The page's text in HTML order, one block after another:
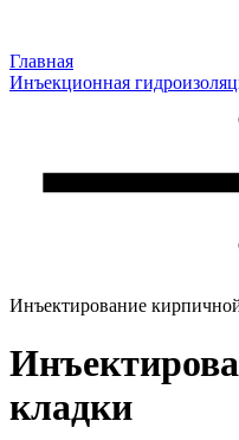
Главная
Инъекционная
Инъектирование
кладки